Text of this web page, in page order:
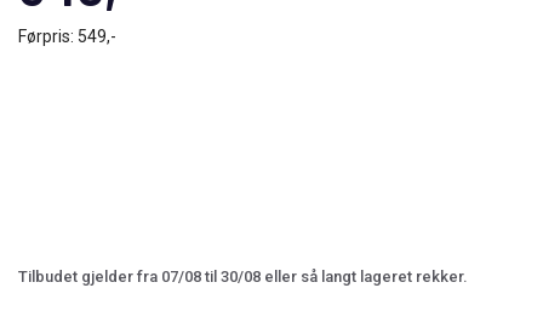
Førpris: 549,-
Tilbudet gjelder fra 07/08 til 30/08 eller så langt lageret rekker.